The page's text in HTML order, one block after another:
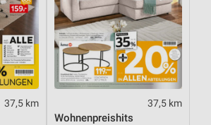
37,5 km 37,5 km
Wohnenpreishits
der Angebote
Daten zur Auswahl von
Standortdaten